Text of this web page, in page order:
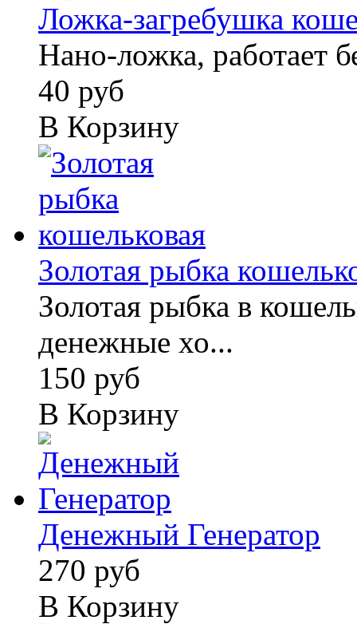
Ложка-загребушка
Нано-ложка, работает
40 руб
В Корзину
Золотая рыбка
Золотая рыбка в
денежные хо...
150 руб
В Корзину
Денежный Генератор
270 руб
В Корзину